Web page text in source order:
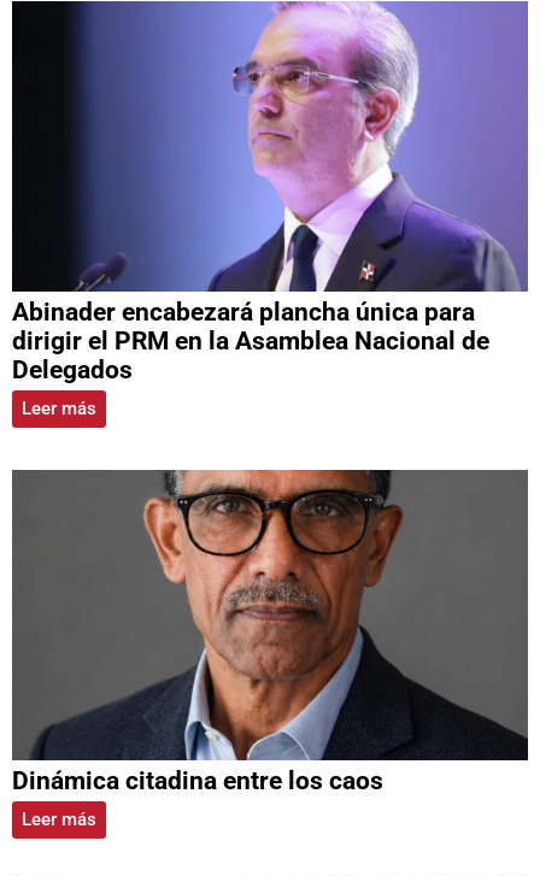
Abinader encabezará plancha única para
dirigir el PRM en la Asamblea Nacional de
Delegados
Leer más
Dinámica citadina entre los caos
Leer más